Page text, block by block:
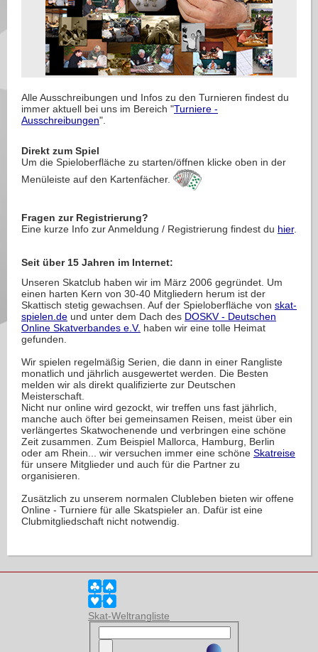
Alle Ausschreibungen und Infos zu den Turnieren findest du
immer aktuell bei uns im Bereich "Turniere -
Ausschreibungen".
Direkt zum Spiel
Um die Spieloberfläche zu starten/öffnen klicke oben in der
Menüleiste auf den Kartenfächer.
Fragen zur Registrierung?
Eine kurze Info zur Anmeldung / Registrierung findest du hier.
Seit über 15 Jahren im Internet:
Unseren Skatclub haben wir im März 2006 gegründet. Um
einen harten Kern von 30-40 Mitgliedern herum ist der
Skattisch stetig gewachsen. Auf der Spieloberfläche von skat-
spielen.de und unter dem Dach des DOSKV - Deutschen
Online Skatverbandes e.V. haben wir eine tolle Heimat
gefunden.
Wir spielen regelmäßig Serien, die dann in einer Rangliste
monatlich und jährlich ausgewertet werden. Die Besten
melden wir als direkt qualifizierte zur Deutschen
Meisterschaft.
Nicht nur online wird gezockt, wir treffen uns fast jährlich,
manche auch öfter bei gemeinsamen Reisen, meist über ein
verlängertes Skatwochenende und verbringen eine schöne
Zeit zusammen. Zum Beispiel Mallorca, Hamburg, Berlin
oder am Rhein... wir versuchen immer eine schöne Skatreise
für unsere Mitglieder und auch für die Partner zu
organisieren.
Zusätzlich zu unserem normalen Clubleben bieten wir offene
Online - Turniere für alle Skatspieler an. Dafür ist eine
Clubmitgliedschaft nicht notwendig.
Skat-Weltrangliste